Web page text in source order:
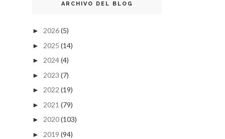
ARCHIVO DEL BLOG
► 2026(5)
► 2025 (14)
► 2024(4)
► 2023 (7)
► 2022 (19)
► 2021 (79)
► 2020(103)
► 2019 (94)